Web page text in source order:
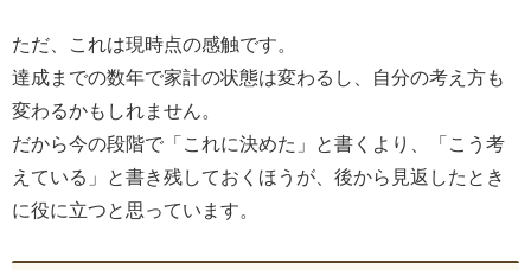
ただ、これは現時点の感触です。
達成までの数年で家計の状態は変わるし、自分の考え方も
変わるかもしれません。
だから今の段階で「これに決めた」と書くより、「こう考
えている」と書き残しておくほうが、後から見返したとき
に役に立つと思っています。